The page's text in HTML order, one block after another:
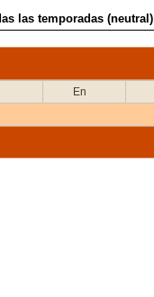
las temporadas (neutral)
En